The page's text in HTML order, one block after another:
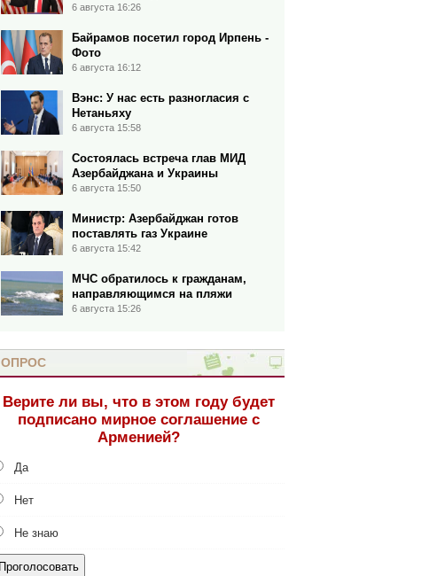
6 августа 16:26
Байрамов посетил город Ирпень -
Фото
6 августа 16:12
Вэнс: У нас есть разногласия с
Нетаньяху
6 августа 15:58
Состоялась встреча глав МИД
Азербайджана и Украины
6 августа 15:50
Министр: Азербайджан готов
поставлять газ Украине
6 августа 15:42
МЧС обратилось к гражданам,
направляющимся на пляжи
6 августа 15:26
ОПРОС
Верите ли вы, что в этом году будет
подписано мирное соглашение с
Арменией?
Да
Нет
Не знаю